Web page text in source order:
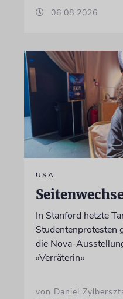
06.08.2026
USA
In Stanford hetzte
Studentenprotesten
die Nova-
»Verräterin«
von Daniel